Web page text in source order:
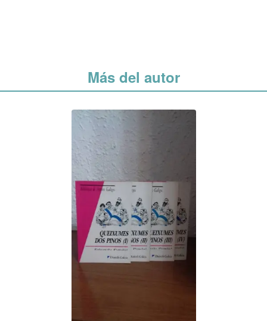
Más del autor